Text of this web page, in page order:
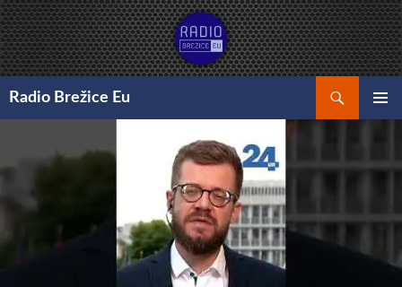
Preskoči
na
vsebino
Radio Brežice Eu